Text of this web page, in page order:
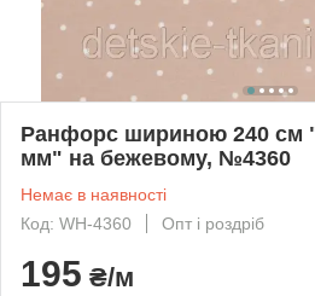
Ранфорс шириною 240 см
мм" на бежевому, №4360
Немає в наявності
Код: WH-4360
Опт і роздріб
195 ₴/м